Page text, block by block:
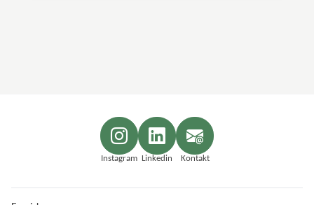
Instagram Linkedin Kontakt